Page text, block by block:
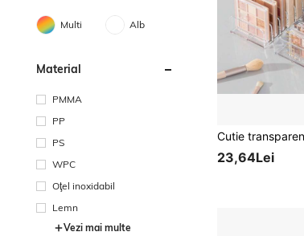
Multi Alb
Material
PMMA
PP
PS
WPC
Oţel inoxidabil
Lemn
Vezi mai multe
23,64Lei